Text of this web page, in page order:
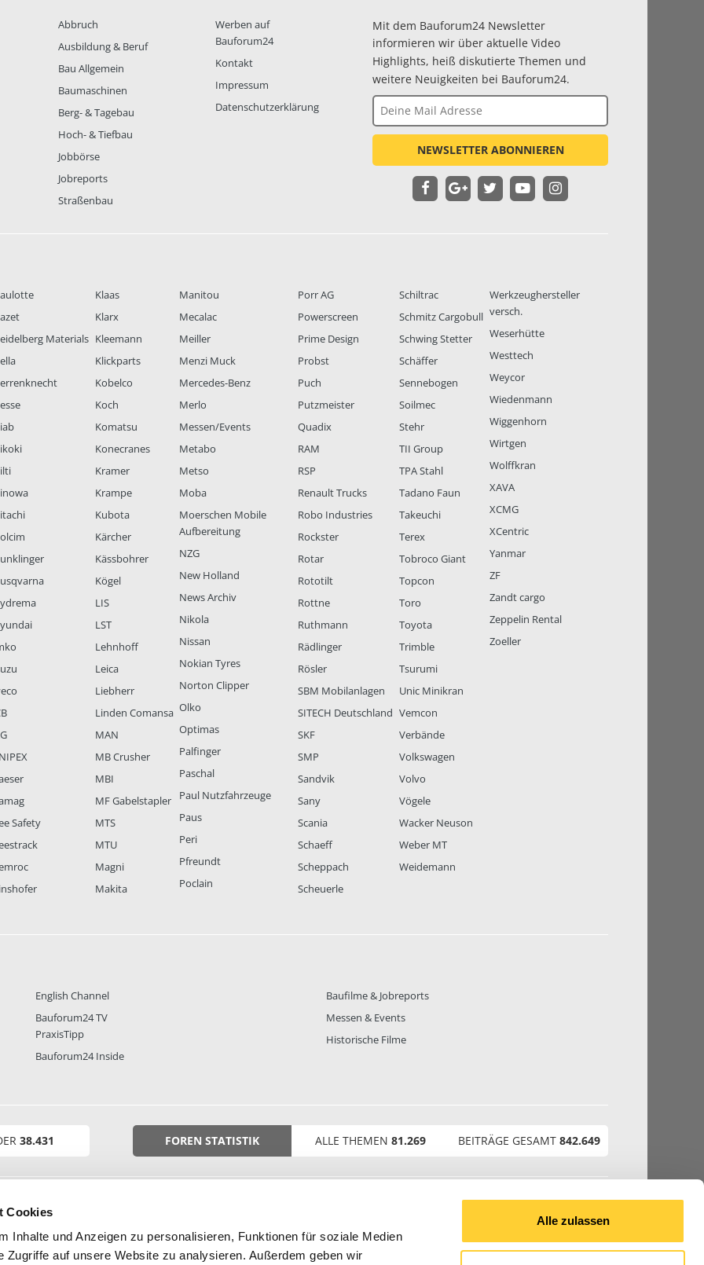
Cookies
Inhalte und Anzeigen zu personalisieren, Funktionen für soziale Medien
Zugriffe auf unsere Website zu analysieren. Außerdem geben wir
Alle zulassen
Abbruch
Ausbildung & Beruf
Bau Allgemein
Baumaschinen
Berg- & Tagebau
Hoch- & Tiefbau
Jobbörse
Jobreports
Straßenbau
Werben auf
Bauforum24
Kontakt
Impressum
Datenschutzerklärung
Mit dem Bauforum24 Newsletter
informieren wir über aktuelle Video
Highlights, heiß diskutierte Themen und
weitere Neuigkeiten bei Bauforum24.
NEWSLETTER ABONNIEREN
Materials
Safety
Klaas
Klarx
Kleemann
Klickparts
Kobelco
Koch
Komatsu
Konecranes
Kramer
Krampe
Kubota
Kärcher
Kässbohrer
Kögel
LIS
LST
Lehnhoff
Leica
Liebherr
Linden Comansa
MAN
MB Crusher
MBI
MF Gabelstapler
MTS
MTU
Magni
Makita
Manitou
Mecalac
Meiller
Menzi Muck
Mercedes-Benz
Merlo
Messen/Events
Metabo
Metso
Moba
Moerschen Mobile
Aufbereitung
NZG
New Holland
News Archiv
Nikola
Nissan
Nokian Tyres
Norton Clipper
Olko
Optimas
Palfinger
Paschal
Paul Nutzfahrzeuge
Paus
Peri
Pfreundt
Poclain
Porr AG
Powerscreen
Prime Design
Probst
Puch
Putzmeister
Quadix
RAM
RSP
Renault Trucks
Robo Industries
Rockster
Rotar
Rototilt
Rottne
Ruthmann
Rädlinger
Rösler
SBM Mobilanlagen
SITECH Deutschland
SKF
SMP
Sandvik
Sany
Scania
Schaeff
Scheppach
Scheuerle
Schiltrac
Schmitz Cargobull
Schwing Stetter
Schäffer
Sennebogen
Soilmec
Stehr
TII Group
TPA Stahl
Tadano Faun
Takeuchi
Terex
Tobroco Giant
Topcon
Toro
Toyota
Trimble
Tsurumi
Unic Minikran
Vemcon
Verbände
Volkswagen
Volvo
Vögele
Wacker Neuson
Weber MT
Weidemann
Werkzeughersteller
versch.
Weserhütte
Westtech
Weycor
Wiedenmann
Wiggenhorn
Wirtgen
Wolffkran
XAVA
XCMG
XCentric
Yanmar
ZF
Zandt cargo
Zeppelin Rental
Zoeller
English Channel
Bauforum24 TV
PraxisTipp
Bauforum24 Inside
Baufilme & Jobreports
Messen & Events
Historische Filme
38.431 FOREN STATISTIK ALLE THEMEN 81.269 BEITRÄGE GESAMT 842.649
© 2026 Bauforum24.biz